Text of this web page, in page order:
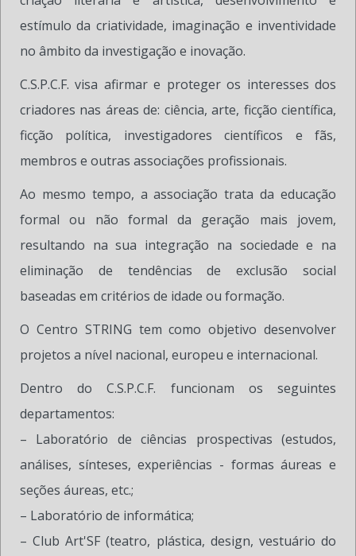
estímulo da criatividade, imaginação e inventividade
no âmbito da investigação e inovação.
C.S.P.C.F. visa afirmar e proteger os interesses dos
criadores nas áreas de: ciência, arte, ficção científica,
ficção política, investigadores científicos e fãs,
membros e outras associações profissionais.
Ao mesmo tempo, a associação trata da educação
formal ou não formal da geração mais jovem,
resultando na sua integração na sociedade e na
eliminação de tendências de exclusão social
baseadas em critérios de idade ou formação.
O Centro STRING tem como objetivo desenvolver
projetos a nível nacional, europeu e internacional.
Dentro do C.S.P.C.F. funcionam os seguintes
departamentos:
– Laboratório de ciências prospectivas (estudos,
análises, sínteses, experiências - formas áureas e
seções áureas, etc.;
– Laboratório de informática;
– Club Art'SF (teatro, plástica, design, vestuário do